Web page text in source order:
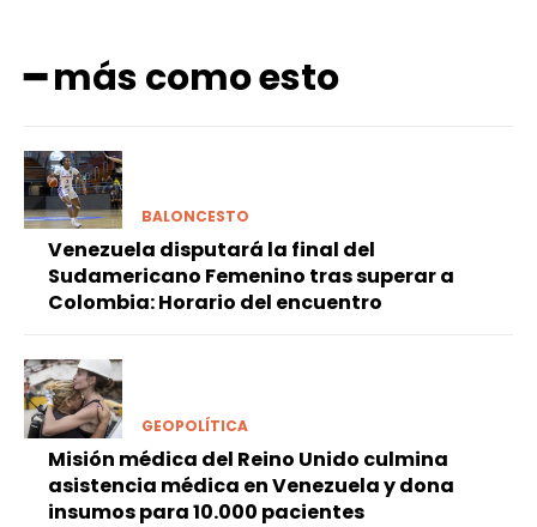
━ más como esto
BALONCESTO
Venezuela disputará la final del
Sudamericano Femenino tras superar a
Colombia: Horario del encuentro
GEOPOLÍTICA
Misión médica del Reino Unido culmina
asistencia médica en Venezuela y dona
insumos para 10.000 pacientes